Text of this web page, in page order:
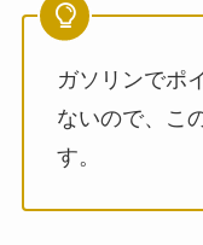
ガソリンでポ
ないので、こ
す。